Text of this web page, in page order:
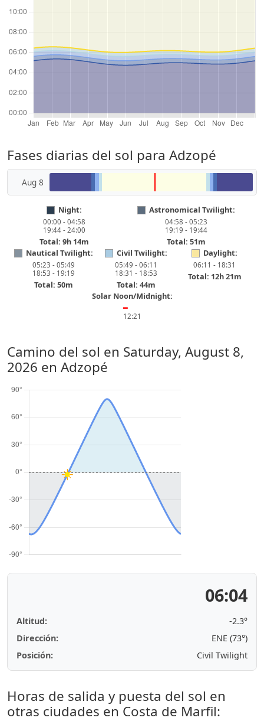
Fases diarias del sol para Adzopé
Aug 8
Night:
00:00 - 04:58
19:44 - 24:00
Total: 9h 14m
Astronomical Twilight:
04:58 - 05:23
19:19 - 19:44
Total: 51m
Nautical Twilight:
05:23 - 05:49
18:53 - 19:19
Total: 50m
Civil Twilight:
05:49 - 06:11
18:31 - 18:53
Total: 44m
Daylight:
06:11 - 18:31
Total: 12h 21m
Solar Noon/Midnight:
━
12:21
Camino del sol en Saturday, August 8,
2026 en Adzopé
06:04
Altitud:
-2.3°
Dirección:
ENE (73°)
Posición:
Civil Twilight
Horas de salida y puesta del sol en
otras ciudades en Costa de Marfil: